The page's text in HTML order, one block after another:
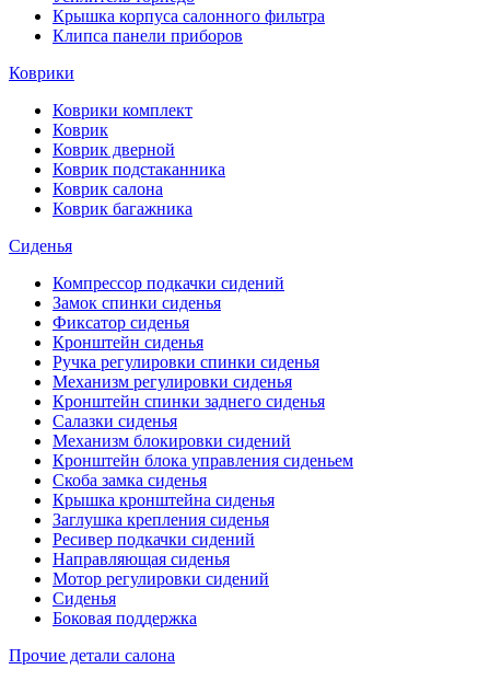
Крышка корпуса салонного фильтра
Клипса панели приборов
Коврики
Коврики комплект
Коврик
Коврик дверной
Коврик подстаканника
Коврик салона
Коврик багажника
Сиденья
Компрессор подкачки сидений
Замок спинки сиденья
Фиксатор сиденья
Кронштейн сиденья
Ручка регулировки спинки сиденья
Механизм регулировки сиденья
Кронштейн спинки заднего сиденья
Салазки сиденья
Механизм блокировки сидений
Кронштейн блока управления сиденьем
Скоба замка сиденья
Крышка кронштейна сиденья
Заглушка крепления сиденья
Ресивер подкачки сидений
Направляющая сиденья
Мотор регулировки сидений
Сиденья
Боковая поддержка
Прочие детали салона